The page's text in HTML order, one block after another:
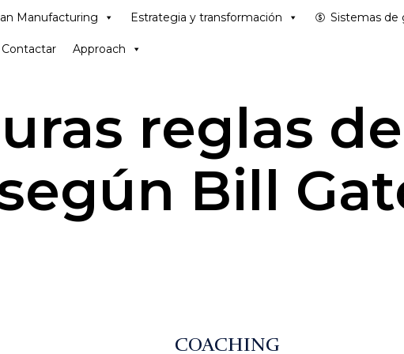
Manufacturing Estrategia y transformación Sistemas de
Contactar Approach
reglas
Bill
COACHING